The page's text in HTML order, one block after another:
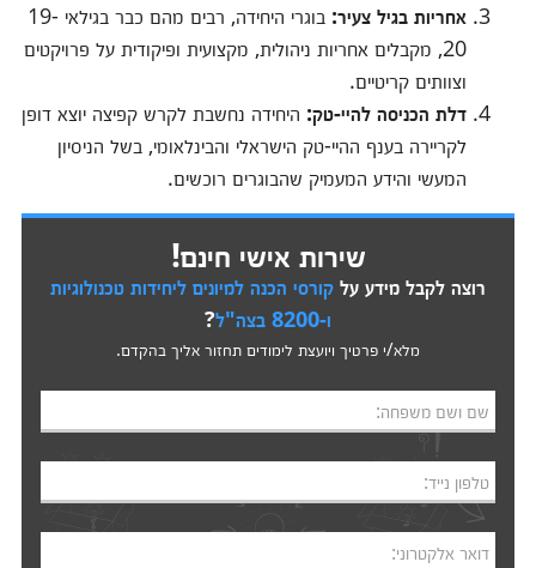
אחריות בגיל צעיר:
בוגרי היחידה, רבים מהם כבר בגילאי 19-
20, מקבלים אחריות ניהולית, מקצועית ופיקודית על פרויקטים
וצוותים קריטיים.
דלת הכניסה להיי-טק: היחידה נחשבת לקרש קפיצה יוצא דופן
לקריירה בענף ההיי-טק הישראלי והבינלאומי, בשל הניסיון
המעשי והידע המעמיק שהבוגרים רוכשים.
שירות אישי חינם!
רוצה לקבל מידע על קורסי הכנה למיונים ליחידות טכנולוגיות
ו-8200 בצה"ל
?
מלא/י פרטיך ויועצת לימודים תחזור אליך בהקדם.
שם ושם משפחה:
טלפון נייד:
דואר אלקטרוני: